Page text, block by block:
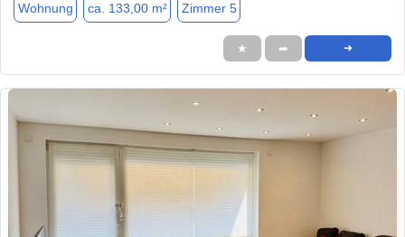
Wohnung ca. 133,00 m² Zimmer 5
★ ➦ ➜